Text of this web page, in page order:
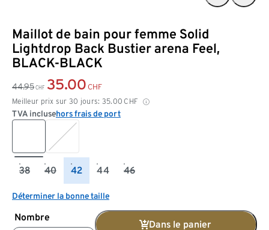
Maillot de bain pour femme Solid
Lightdrop Back Bustier arena Feel,
BLACK-BLACK
44.95 CHF 35.00 CHF
Meilleur prix sur 30 jours: 35.00 CHF
TVA inclusehors frais de port
38 40 42 44 46
Déterminer la bonne taille
Nombre
Dans le panier